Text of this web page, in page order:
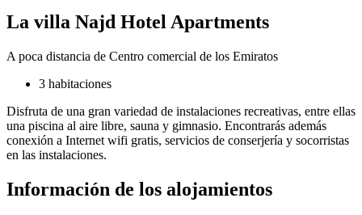
La villa Najd Hotel Apartments
A poca distancia de Centro comercial de los Emiratos
3 habitaciones
Disfruta de una gran variedad de instalaciones recreativas, entre ellas
una piscina al aire libre, sauna y gimnasio. Encontrarás además
conexión a Internet wifi gratis, servicios de conserjería y socorristas
en las instalaciones.
Información de los alojamientos